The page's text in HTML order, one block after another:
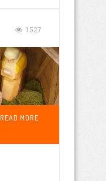
1527
READ MORE